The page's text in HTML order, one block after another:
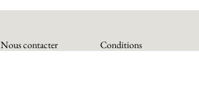
Nous contacter Conditions